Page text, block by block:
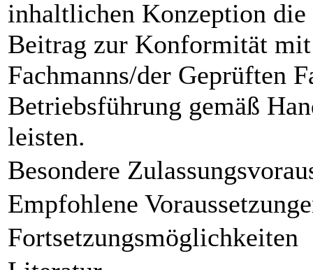
inhaltlichen Konzeption
Beitrag zur Konformität
Fachmanns/der Geprüften
Betriebsführung gemäß
leisten.
Besondere
Empfohlene
Fortsetzungsmöglichkeiten